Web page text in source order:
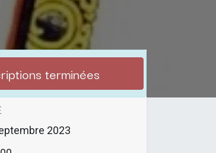
terminées
2023